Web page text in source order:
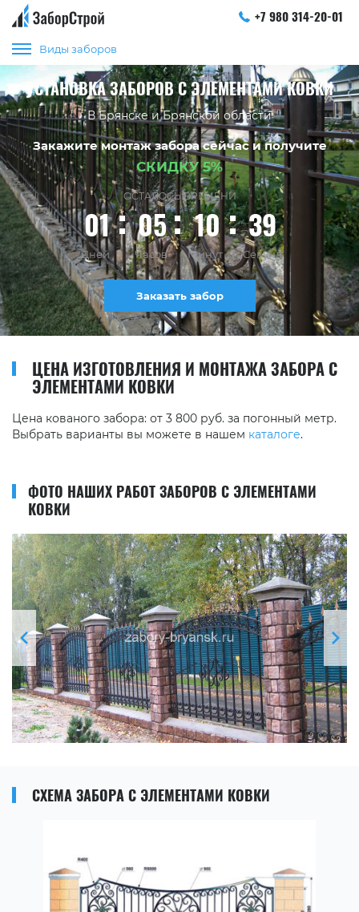
+7 980 314-20-01
Виды заборов
УСТАНОВКА ЗАБОРОВ С ЭЛЕМЕНТАМИ КОВКИ
В Брянске и Брянской области
Закажите монтаж забора сейчас и получите
СКИДКУ 5%
ОСТАЛОСЬ ВРЕМЕНИ
01 05 10 39
Дней Часов Минут Секунд
Заказать забор
ЦЕНА ИЗГОТОВЛЕНИЯ И МОНТАЖА ЗАБОРА С
ЭЛЕМЕНТАМИ КОВКИ
Цена кованого забора: от 3 800 руб. за погонный метр.
Выбрать варианты вы можете в нашем каталоге.
ФОТО НАШИХ РАБОТ ЗАБОРОВ С ЭЛЕМЕНТАМИ
КОВКИ
СХЕМА ЗАБОРА С ЭЛЕМЕНТАМИ КОВКИ